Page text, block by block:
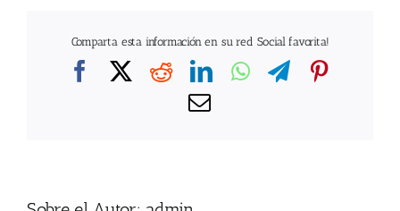
Comparta esta información en su red Social favorita!
FacebookRedditLinkedIn
WhatsApp
Telegram
Correo